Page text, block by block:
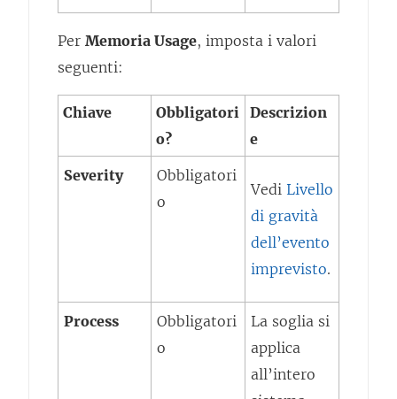
Per Memoria Usage, imposta i valori
seguenti:
Chiave
Obbligatori
o?
Descrizion
e
Severity
Obbligatori
o
Vedi Livello
di gravità
dell’evento
imprevisto.
Process
Obbligatori
o
La soglia si
applica
all’intero